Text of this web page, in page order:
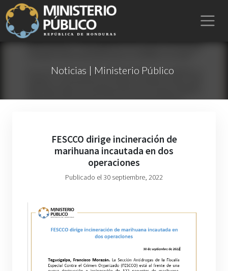
Noticias | Ministerio Público
FESCCO dirige incineración de
marihuana incautada en dos
operaciones
Publicado el 30 septiembre, 2022